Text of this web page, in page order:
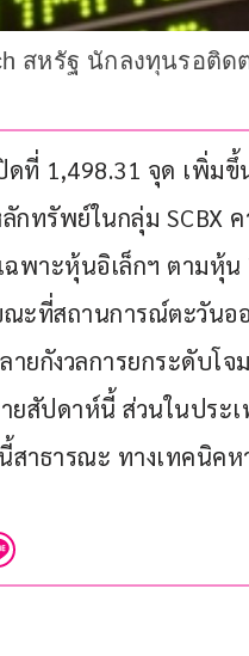
สหรัฐ นักลงทุนรอ
ที่ 1,498.31 จุด เพิ่มขึ้
ทรัพย์ในกลุ่ม SCBX ค
ฉพาะหุ้นอิเล็กฯ ตามหุ้
ะที่สถานการณ์ตะวันอ
ยกังวลการยกระดับโ
ยสัปดาห์นี้ ส่วนในประ
าธารณะ ทางเทคนิคห